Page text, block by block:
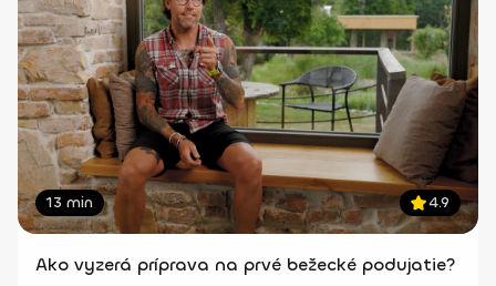
13 min 4.9
Ako vyzerá príprava na prvé bežecké podujatie?